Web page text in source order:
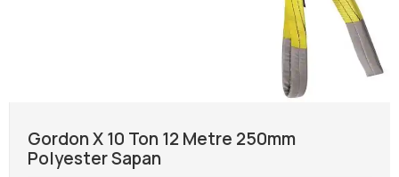
Gordon X 10 Ton 12 Metre 250mm
Polyester Sapan